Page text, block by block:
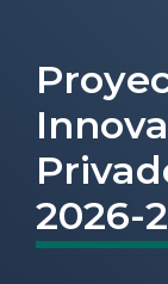
2026-